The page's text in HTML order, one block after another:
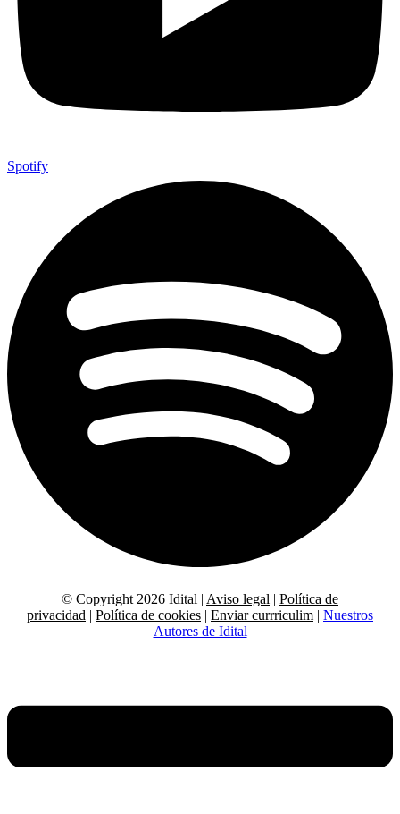
Spotify
© Copyright 2026 Idital | Aviso legal | Política de
privacidad | Política de cookies | Enviar currriculim | Nuestros
Autores de Idital